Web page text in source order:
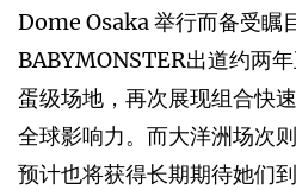
Dome Osaka 举行而备受瞩
BABYMONSTER出道约两
蛋级场地，再次展现组合快
全球影响力。而大洋洲场次
预计也将获得长期期待她们